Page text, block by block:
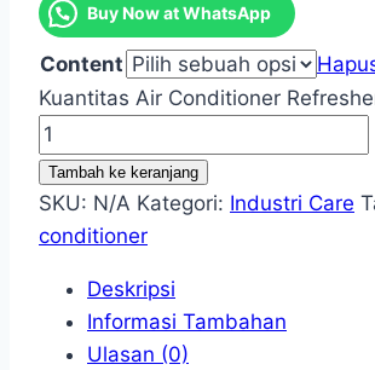
Buy Now at WhatsApp
Content
Kuantitas Air Conditioner
Tambah ke keranjang
SKU: N/A Kategori: Industri Care
conditioner
Deskripsi
Informasi Tambahan
Ulasan (0)